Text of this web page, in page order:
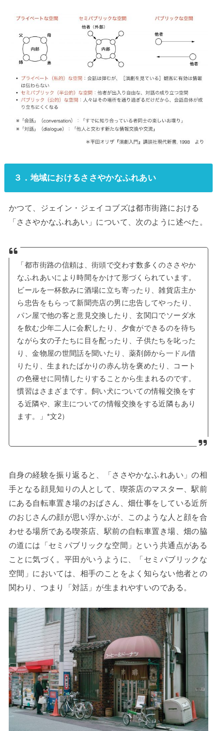
３．地域におけるささやかなふれあい
かつて、ジェイン・ジェイコブズは都市街路における
「ささやかなふれあい」について、次のように述べた。
「都市街路の信頼は、街頭で交わす数多くのささやか
なふれあいにより時間をかけて形づくられています。
ビールを一杯飲みに酒場に立ち寄ったり、雑貨店主か
ら忠告をもらって新聞売店の男に忠告してやったり、
パン屋で他の客と意見交換したり、玄関口でソーダ水
を飲む少年二人に会釈したり、夕食ができるのを待ち
ながら女の子たちに目を配ったり、子供たちを叱った
り、金物屋の世間話を聞いたり、薬剤師から一ドル借
りたり、生まれたばかりの赤ん坊を褒めたり、コート
の色褪せに同情したりすることから生まれるのです。
慣習はさまざまです。飼い犬についての情報交換をす
る近隣や、家主についての情報交換をする近隣もあり
ます。」*文2）
自身の経験を振り返ると、「ささやかなふれあい」の相
手となる顔見知りの人として、喫茶店のマスター、駅前
にある自転車置き場のおばさん、畑仕事をしている近所
のおじさんの顔が思い浮かぶが、このような人と顔を合
わせる場所である喫茶店、駅前の自転車置き場、畑の脇
の道には「セミパブリックな空間」という共通点がある
ことに気づく。平田がいうように、「セミパブリックな
空間」においては、相手のことをよく知らない他者との
関わり、つまり「対話」が生まれやすいのである。